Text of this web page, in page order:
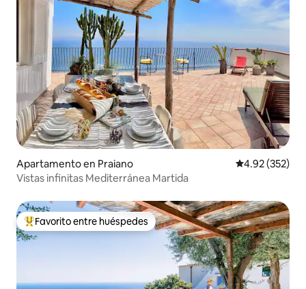
Apartamento en Praiano Calificación
4.92 (352)
Vistas infinitas Mediterránea Martida
Favorito entre huéspedes preferido
Favorito entre huéspedes